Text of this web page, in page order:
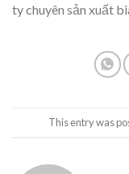
ty chuyên sản xuất
This entry was